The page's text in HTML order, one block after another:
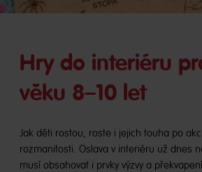
Hry do interiéru
věku 8–10 let
Jak děti rostou, roste i jejich touha po
rozmanitosti. Oslava v interiéru už dnes
musí obsahovat i prvky výzvy a